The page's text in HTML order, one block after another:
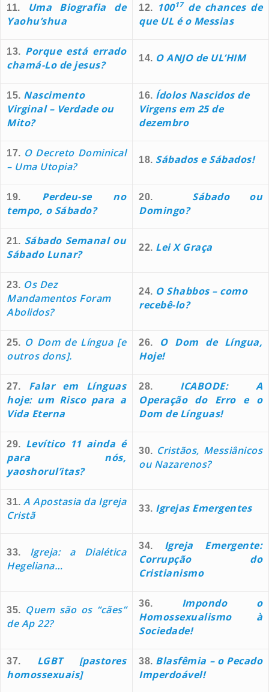
11.
Uma Biografia de
Yaohu’shua
12. 10017de chances de
que UL é o Messias
13. Porque está errado
chamá-Lo de jesus?
14. O ANJO de UL’HIM
15. Nascimento
Virginal – Verdade ou
Mito?
16. ÍdolosNascidos de
Virgens em 25 de
dezembro
17. O Decreto Dominical
– Uma Utopia?
18. Sábados e Sábados!
19. Perdeu-se no
tempo, o Sábado?
20.
Sábado ou
Domingo?
21. Sábado Semanal ou
Sábado Lunar?
22. Lei X Graça
23. Os Dez
Mandamentos Foram
Abolidos?
24. O Shabbos – como
recebê-lo?
25. O Dom de Língua [e
outros dons].
26.
O Dom de Língua,
Hoje!
27. Falar em Línguas
hoje: um Risco para a
Vida Eterna
28. ICABODE: A
Operação do Erro e o
Dom de Línguas!
29. Levítico 11 ainda é
para nós,
yaoshorul’itas?
30. Cristãos, Messiânicos
ou Nazarenos?
31.A Apostasia da Igreja
Cristã
33. Igrejas Emergentes
33. Igreja: a Dialética
Hegeliana…
34. Igreja Emergente:
Corrupção do
Cristianismo
35. Quem são os “cães”
de Ap 22?
36. Impondo o
Homossexualismo à
Sociedade!
37. LGBT [pastores
homossexuais]
38. Blasfêmia – o Pecado
Imperdoável!